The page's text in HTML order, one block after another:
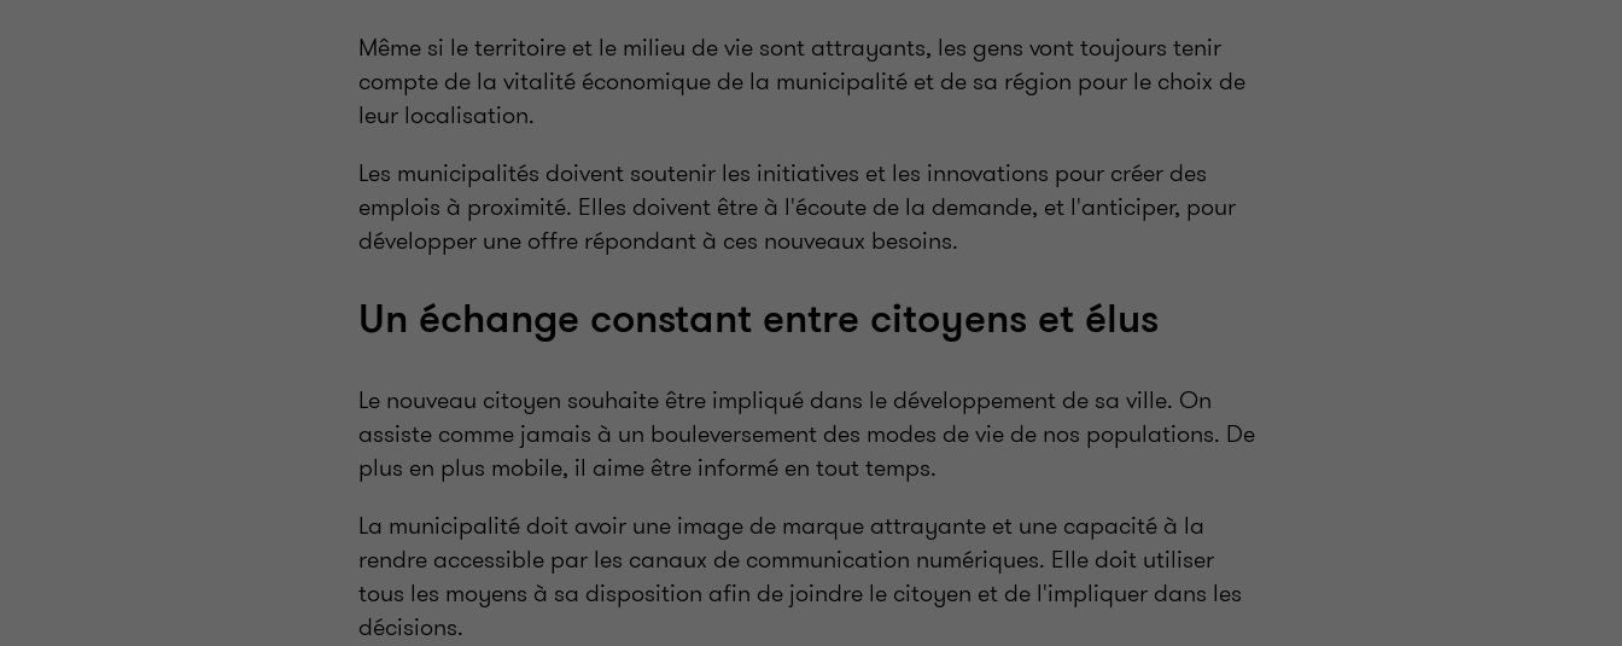
Même si le territoire et le milieu de vie sont attrayants, les gens vont toujours tenir
compte de la vitalité économique de la municipalité et de sa région pour le choix de
leur localisation.
Les municipalités doivent soutenir les initiatives et les innovations pour créer des
emplois à proximité. Elles doivent être à l'écoute de la demande, et l'anticiper, pour
développer une offre répondant à ces nouveaux besoins.
Un échange constant entre citoyens et élus
Le nouveau citoyen souhaite être impliqué dans le développement de sa ville. On
assiste comme jamais à un bouleversement des modes de vie de nos populations. De
plus en plus mobile, il aime être informé en tout temps.
La municipalité doit avoir une image de marque attrayante et une capacité à la
rendre accessible par les canaux de communication numériques. Elle doit utiliser
tous les moyens à sa disposition afin de joindre le citoyen et de l'impliquer dans les
décisions.